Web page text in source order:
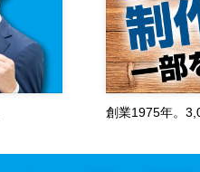
創業1975年。